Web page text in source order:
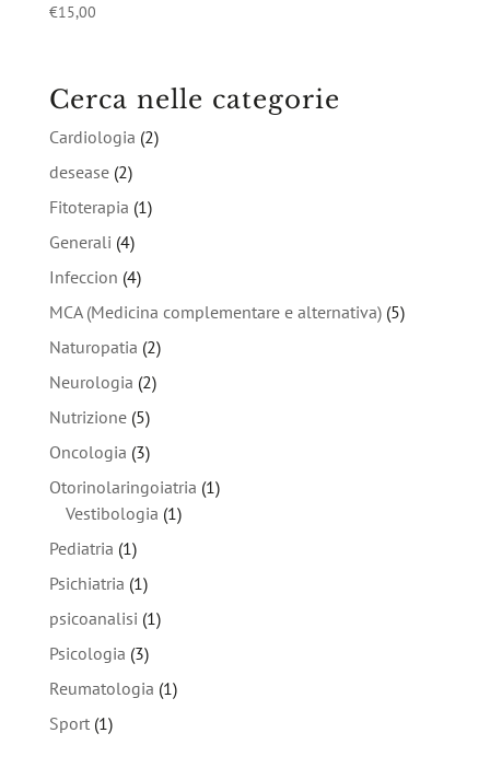
€15,00
Cerca nelle categorie
Cardiologia (2)
desease (2)
Fitoterapia (1)
Generali (4)
Infeccion (4)
MCA (Medicina complementare e alternativa) (5)
Naturopatia (2)
Neurologia (2)
Nutrizione (5)
Oncologia (3)
Otorinolaringoiatria (1)
Vestibologia (1)
Pediatria (1)
Psichiatria (1)
psicoanalisi (1)
Psicologia (3)
Reumatologia (1)
Sport (1)